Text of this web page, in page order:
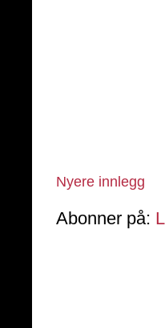
Nyere innlegg
Abonner på: